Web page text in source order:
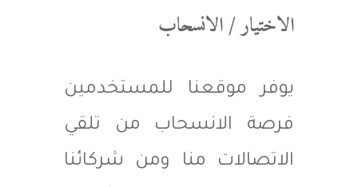
الاختيار / الانسحاب
يوفر موقعنا للمستخدمين
فرصة الانسحاب من تلقي
الاتصالات منا ومن شركائنا